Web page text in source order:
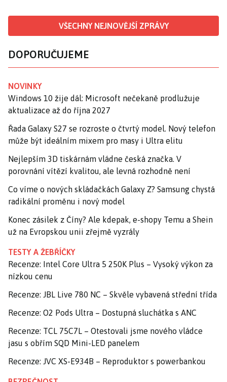
VŠECHNY NEJNOVĚJŠÍ ZPRÁVY
DOPORUČUJEME
NOVINKY
Windows 10 žije dál: Microsoft nečekaně prodlužuje
aktualizace až do října 2027
Řada Galaxy S27 se rozroste o čtvrtý model. Nový telefon
může být ideálním mixem pro masy i Ultra elitu
Nejlepším 3D tiskárnám vládne česká značka. V
porovnání vítězí kvalitou, ale levná rozhodně není
Co víme o nových skládačkách Galaxy Z? Samsung chystá
radikální proměnu i nový model
Konec zásilek z Číny? Ale kdepak, e-shopy Temu a Shein
už na Evropskou unii zřejmě vyzrály
TESTY A ŽEBŘÍČKY
Recenze: Intel Core Ultra 5 250K Plus – Vysoký výkon za
nízkou cenu
Recenze: JBL Live 780 NC – Skvěle vybavená střední třída
Recenze: O2 Pods Ultra – Dostupná sluchátka s ANC
Recenze: TCL 75C7L – Otestovali jsme nového vládce
jasu s obřím SQD Mini-LED panelem
Recenze: JVC XS-E934B – Reproduktor s powerbankou